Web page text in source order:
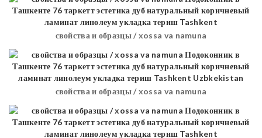
свойства и образцы / xossa va namuna
свойства и образцы / xossa va namuna